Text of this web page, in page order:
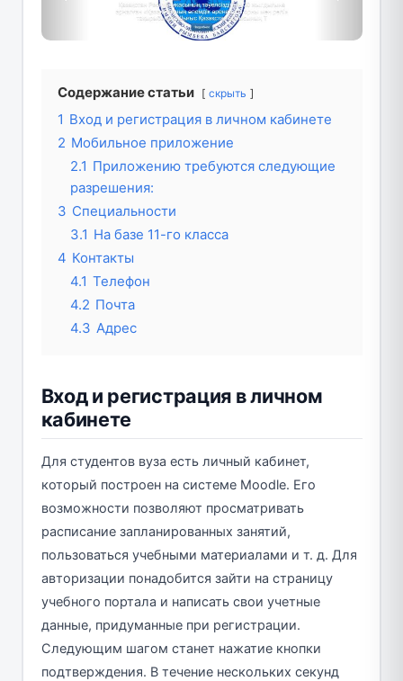
Содержание статьи скрыть
1 Вход и регистрация в личном кабинете
2 Мобильное приложение
2.1 Приложению требуются следующие
разрешения:
3 Специальности
3.1 На базе 11-го класса
4 Контакты
4.1 Телефон
4.2 Почта
4.3 Адрес
Вход и регистрация в личном
кабинете
Для студентов вуза есть личный кабинет,
который построен на системе Moodle. Его
возможности позволяют просматривать
расписание запланированных занятий,
пользоваться учебными материалами и т. д. Для
авторизации понадобится зайти на страницу
учебного портала и написать свои учетные
данные, придуманные при регистрации.
Следующим шагом станет нажатие кнопки
подтверждения. В течение нескольких секунд